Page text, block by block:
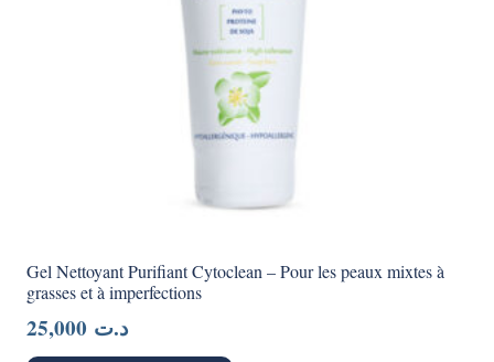
Gel Nettoyant Purifiant Cytoclean – Pour les peaux mixtes à
grasses et à imperfections
د.ت